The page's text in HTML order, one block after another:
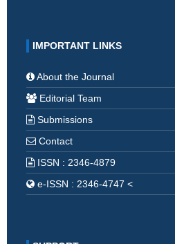
IMPORTANT LINKS
About the Journal
Editorial Team
Submissions
Contact
ISSN : 2346-4879
e-ISSN : 2346-4747 <